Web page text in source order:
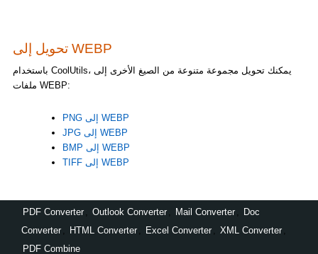
تحويل إلى WEBP
باستخدام CoolUtils، يمكنك تحويل مجموعة متنوعة من الصيغ الأخرى إلى
ملفات WEBP:
PNG إلى WEBP
JPG إلى WEBP
BMP إلى WEBP
TIFF إلى WEBP
PDF Converter Outlook Converter Mail Converter
Doc
Converter
HTML Converter Excel Converter XML Converter
PDF Combine